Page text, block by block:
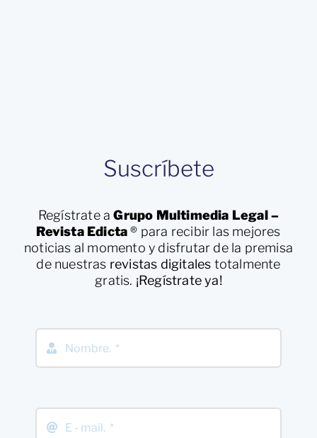
Suscríbete
Regístrate aGrupo Multimedia Legal –
Revista Edicta® para recibir las mejores
noticias al momento y disfrutar de la premisa
de nuestras revistas digitales totalmente
gratis. ¡Regístrate ya!